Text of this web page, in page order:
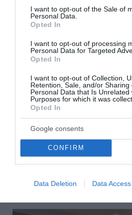
consent section.
I want to opt-out of the Sale of
Personal Data.
Opted In
I want to opt-out of processing
Personal Data for Targeted
Opted In
I want to opt-out of Collection,
Retention, Sale, and/or Sharing
Personal Data that Is Unrelated
Purposes for which it was
Opted In
Google consents
CONFIRM
Data Deletion Data Access
Πρόγραμμα Ανταλλαγής
Opel Βελμάρ
Η Opel Βελμάρ παρουσιάζει το
Ανταλλαγής Opel Trade-Up,
24 Ιουλίου 2026